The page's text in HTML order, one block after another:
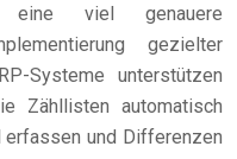
eine viel genauere
gezielter
Systeme unterstützen
Zähllisten automatisch
und Differenzen